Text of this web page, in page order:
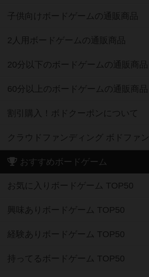
子供向けボードゲームの通販商品
2人用ボードゲームの通販商品
20分以下のボードゲームの通販商品
60分以上のボードゲームの通販商品
割引購入！ボドクーポンについて
クラウドファンディング ボドファン
おすすめボードゲーム
お気に入りボードゲーム TOP50
興味ありボードゲーム TOP50
経験ありボードゲーム TOP50
持ってるボードゲーム TOP50